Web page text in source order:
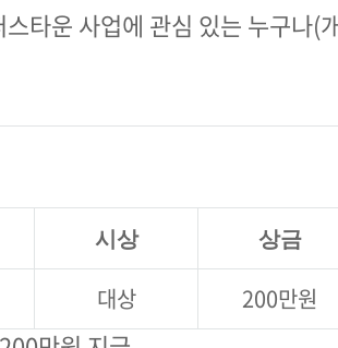
타운 사업에 관심 있는 누구나(
시상 상금
대상 200만원